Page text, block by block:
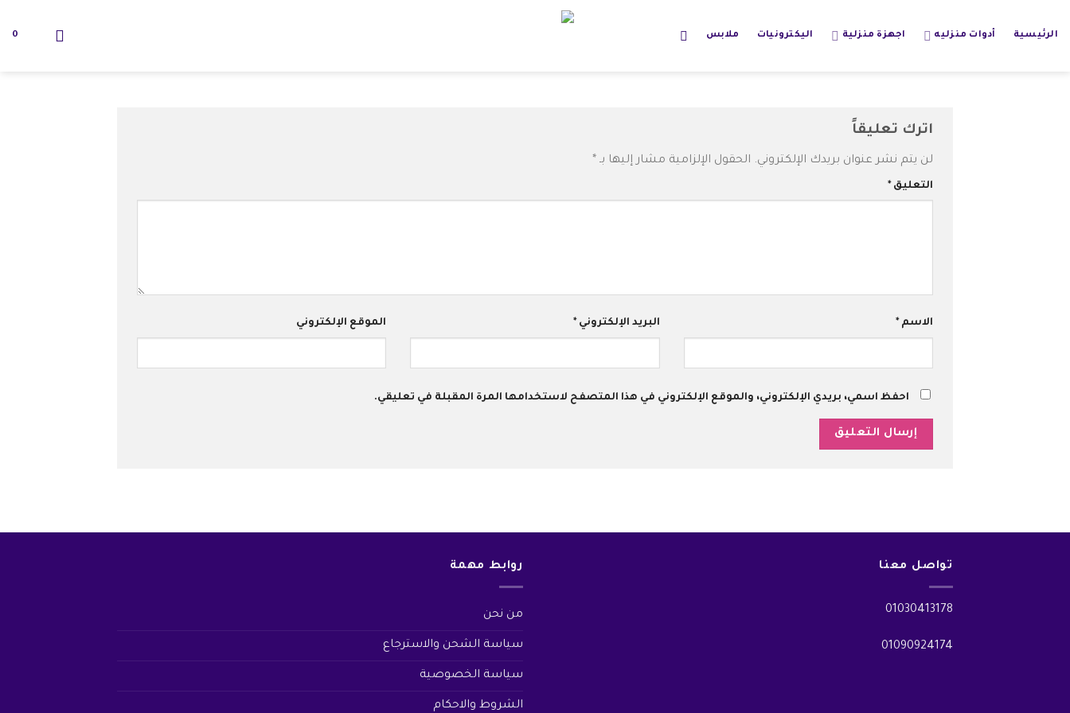
للمحتوى
الرئيسية أدوات منزليه اجهزة منزلية اليكترونيات ملابس 0
اترك تعليقاً
لن يتم نشر عنوان بريدك الإلكتروني. الحقول الإلزامية مشار إليها بـ *
التعليق*
الاسم* البريد الإلكتروني* الموقع الإلكتروني
احفظ اسمي، بريدي الإلكتروني، والموقع الإلكتروني في هذا المتصفح لاستخدامها المرة المقبلة في تعليقي.
تواصل معنا
01030413178
01090924174
روابط مهمة
من نحن
سياسة الشحن والاسترجاع
سياسة الخصوصية
الشروط والاحكام